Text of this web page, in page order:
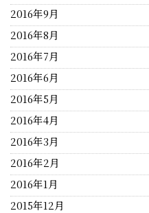
2016年9月
2016年8月
2016年7月
2016年6月
2016年5月
2016年4月
2016年3月
2016年2月
2016年1月
2015年12月